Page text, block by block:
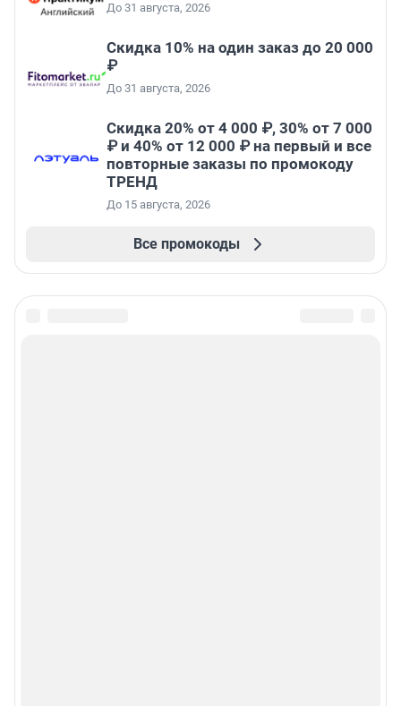
До 31 августа, 2026
Скидка 10% на один заказ до 20 000
₽
До 31 августа, 2026
Скидка 20% от 4 000 ₽, 30% от 7 000
₽ и 40% от 12 000 ₽ на первый и все
повторные заказы по промокоду
ТРЕНД
До 15 августа, 2026
Все промокоды